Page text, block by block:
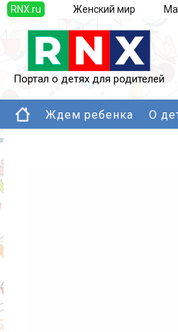
RNX.ru Женский мир
Портал о детях для родителей
Ждем ребенка О